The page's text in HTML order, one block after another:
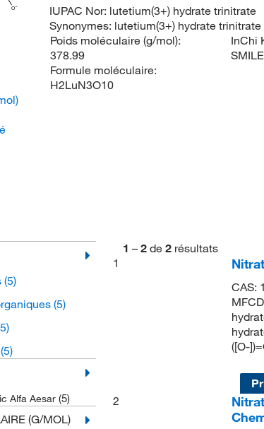
O IUPAC Nor: lutetium(3+) hydrate trinitrate
Synonymes: lutetium(3+) hydrate trinitrate
Poids moléculaire (g/mol):
378.99
Formule moléculaire:
H2LuN3O10
InChi
(5)
(5)
(5)
Alfa Aesar (5)
(G/MOL)
1 – 2 de 2 résultats
1
CAS:
([O-
2